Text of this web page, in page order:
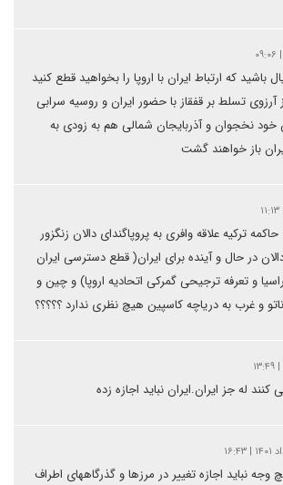
باشید که ارتباط ایران با اروپا را بخواهید قطع کنید
آرزوی تسلط بر قفقاز با حضور ایران و روسیه سرابی
نخجوان و آذربایجان شمالی هم به زودی به
باز خواهند گشت
ترکیه علاقه وافری به پروپاگندای دالان زنگزور
در حال و آینده برای ایران( قطع دسترسی ایران
و تعرفه ترجیحی گمرکی اتحادیه اروپا) و چین و
و غرب به دریاچه کاسپین هیچ نظری ندارد ؟؟؟؟؟
له جز ایران.ایران نباید اجازه زده
وجه نباید اجازه تغییر در مرزها و گذرگاههای اطراف